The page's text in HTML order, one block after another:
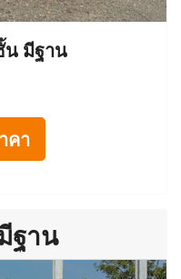
น มีฐาน
คา
ฐาน